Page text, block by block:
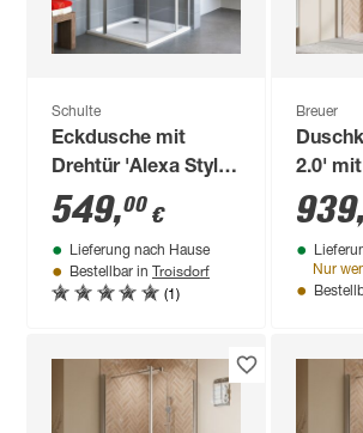
Schulte
Eckdusche mit
Drehtür 'Alexa Style
2.0' teilgerahmt,
aluminiumfarben, 90
x 192 x 90 cm
549,00 €
Lieferung nach Hause
Bestellbar in Troisdorf
(1)
Breuer
2.0'
x 90 x
939
Nur